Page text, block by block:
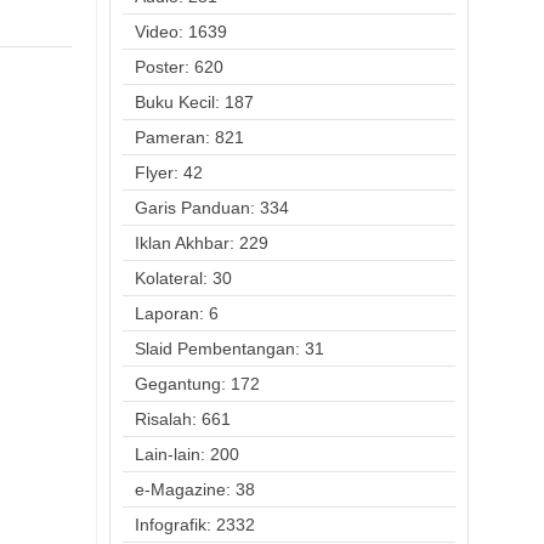
Video: 1639
Poster: 620
Buku Kecil: 187
Pameran: 821
Flyer: 42
Garis Panduan: 334
Iklan Akhbar: 229
Kolateral: 30
Laporan: 6
Slaid Pembentangan: 31
Gegantung: 172
Risalah: 661
Lain-lain: 200
e-Magazine: 38
Infografik: 2332